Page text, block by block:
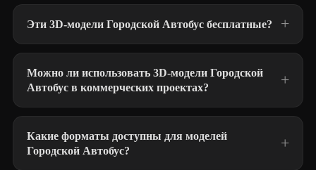
Эти 3D-модели Городской Автобус бесплатные?
Можно ли использовать 3D-модели Городской
Автобус в коммерческих проектах?
Какие форматы доступны для моделей
Городской Автобус?